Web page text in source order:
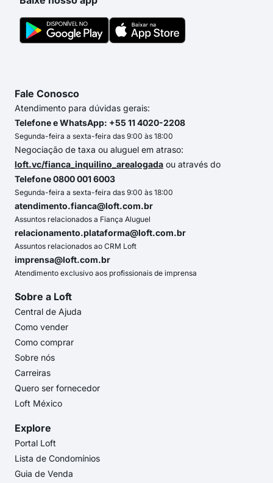
Fale Conosco
Atendimento para dúvidas gerais:
Telefone e WhatsApp: +55 11 4020-2208
Segunda-feira a sexta-feira das 9:00 às 18:00
Negociação de taxa ou aluguel em atraso:
loft.vc/fianca_inquilino_arealogada ou através do
Telefone 0800 001 6003
Segunda-feira a sexta-feira das 9:00 às 18:00
atendimento.fianca@loft.com.br
Assuntos relacionados a Fiança Aluguel
relacionamento.plataforma@loft.com.br
Assuntos relacionados ao CRM Loft
imprensa@loft.com.br
Atendimento exclusivo aos profissionais de imprensa
Sobre a Loft
Central de Ajuda
Como vender
Como comprar
Sobre nós
Carreiras
Quero ser fornecedor
Loft México
Explore
Portal Loft
Lista de Condomínios
Guia de Venda